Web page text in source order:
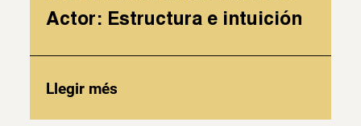
Actor: Estructura e intuición
Llegir més